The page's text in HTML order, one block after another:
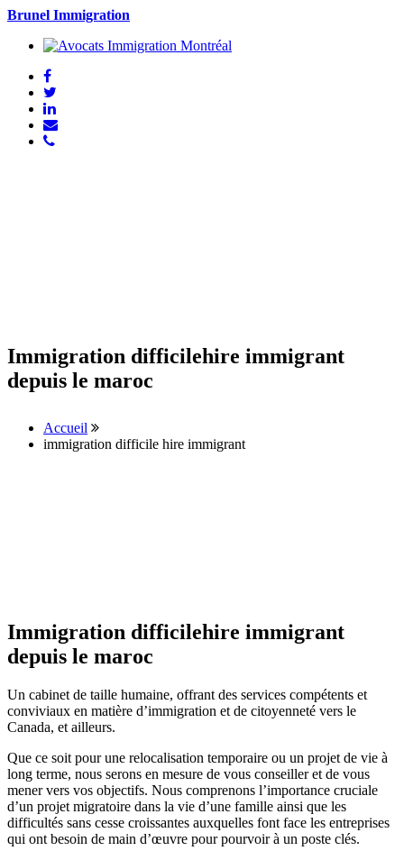
Brunel Immigration
Immigration difficilehire immigrant
depuis le maroc
Accueil
immigration difficile hire immigrant
Immigration difficilehire immigrant
depuis le maroc
Un cabinet de taille humaine, offrant des services compétents et
conviviaux en matière d’immigration et de citoyenneté vers le
Canada, et ailleurs.
Que ce soit pour une relocalisation temporaire ou un projet de vie à
long terme, nous serons en mesure de vous conseiller et de vous
mener vers vos objectifs. Nous comprenons l’importance cruciale
d’un projet migratoire dans la vie d’une famille ainsi que les
difficultés sans cesse croissantes auxquelles font face les entreprises
qui ont besoin de main d’œuvre pour pourvoir à un poste clés.